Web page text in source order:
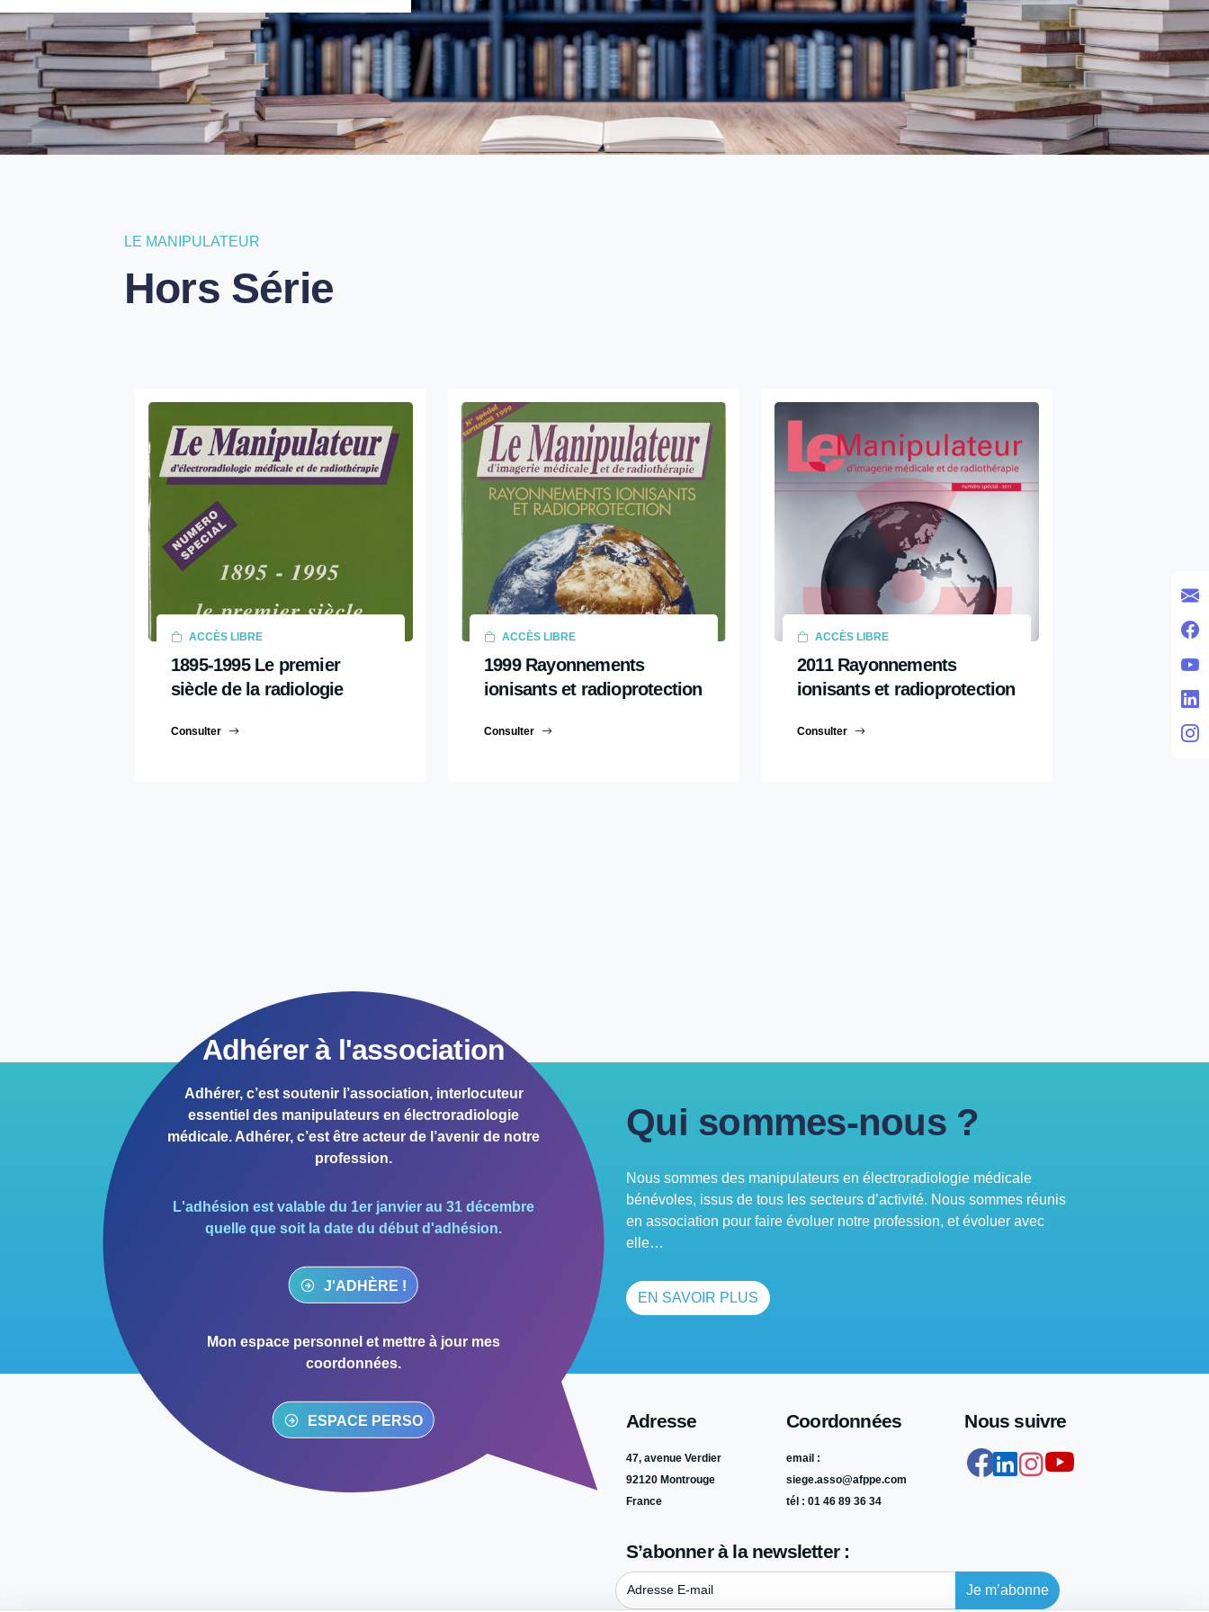
L'équipe de Rédaction
LE MANIPULATEUR
Hors Série
ACCÈS LIBRE
1895-1995 Le premier
siècle de la radiologie
Consulter
ACCÈS LIBRE
1999 Rayonnements
ionisants et radioprotection
Consulter
ACCÈS LIBRE
2011 Rayonnements
ionisants et radioprotection
Consulter
Adhérer à l'association
Adhérer, c’est soutenir l’association, interlocuteur
essentiel des manipulateurs en électroradiologie
médicale. Adhérer, c’est être acteur de l’avenir de notre
profession.
L'adhésion est valable du 1er janvier au 31 décembre
quelle que soit la date du début d'adhésion.
J'ADHÈRE !
Mon espace personnel et mettre à jour mes
coordonnées.
ESPACE PERSO
Qui sommes-nous ?
Nous sommes des manipulateurs en électroradiologie médicale
bénévoles, issus de tous les secteurs d’activité. Nous sommes réunis
en association pour faire évoluer notre profession, et évoluer avec
elle…
EN SAVOIR PLUS
Adresse
47, avenue Verdier
92120 Montrouge
France
Coordonnées
email :
siege.asso@afppe.com
tél : 01 46 89 36 34
Nous suivre
S’abonner à la newsletter :
Adresse E-mail